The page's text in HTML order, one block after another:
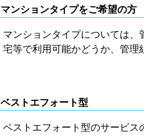
マンションタイプをご希望の方
マンションタイプについては
宅等で利用可能かどうか、管理
ベストエフォート型
ベストエフォート型のサービス